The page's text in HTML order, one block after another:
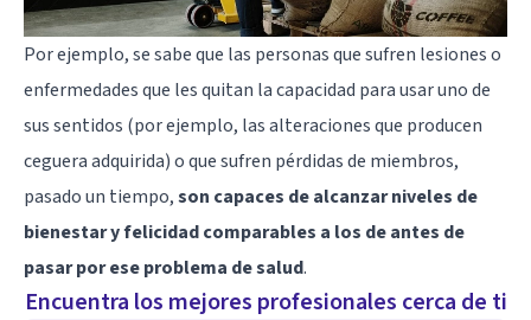
Por ejemplo, se sabe que las personas que sufren lesiones o
enfermedades que les quitan la capacidad para usar uno de
sus sentidos (por ejemplo, las alteraciones que producen
ceguera adquirida) o que sufren pérdidas de miembros,
pasado un tiempo,son capaces de alcanzar niveles de
bienestar y felicidad comparables a los de antes de
pasar por ese problema de salud.
Encuentra los mejores profesionales cerca de ti